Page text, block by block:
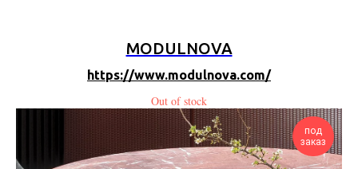
MODULNOVA
https://www.modulnova.com/
Out of stock
под
заказ